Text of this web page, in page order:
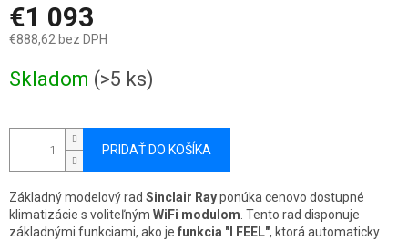
€1 093
€888,62 bez DPH
cena:
Skladom (>5 ks)
PRIDAŤ DO KOŠÍKA
Základný modelový rad Sinclair Rayponúka cenovo dostupné
klimatizácie s voliteľným WiFi modulom. Tento rad disponuje
základnými funkciami, ako je funkcia "I FEEL", ktorá automaticky